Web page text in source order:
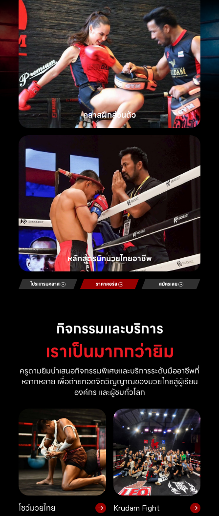
คลาสฝึกส่วนตัว
หลักสูตรนักมวยไทยอาชีพ
โปรแกรมคลาส ราคาคอร์ส สมัครเลย
กิจกรรมและบริการ
เราเป็นมากกว่ายิม
ครูดามยิมนำเสนอกิจกรรมพิเศษและบริการระดับมืออาชีพที่
หลากหลาย เพื่อถ่ายทอดจิตวิญญาณของมวยไทยสู่ผู้เรียน
องค์กร และผู้ชมทั่วโลก
โชว์มวยไทย Krudam Fight